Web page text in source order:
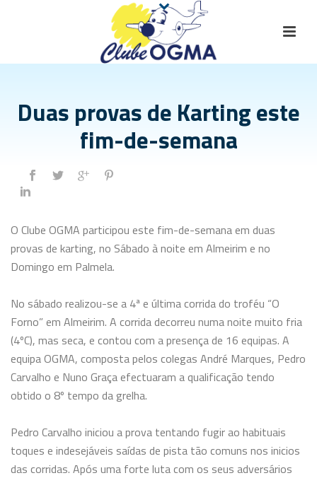
Duas provas de Karting este
fim-de-semana
O Clube OGMA participou este fim-de-semana em duas
provas de karting, no Sábado à noite em Almeirim e no
Domingo em Palmela.
No sábado realizou-se a 4ª e última corrida do troféu “O
Forno” em Almeirim. A corrida decorreu numa noite muito fria
(4ºC), mas seca, e contou com a presença de 16 equipas. A
equipa OGMA, composta pelos colegas André Marques, Pedro
Carvalho e Nuno Graça efectuaram a qualificação tendo
obtido o 8º tempo da grelha.
Pedro Carvalho iniciou a prova tentando fugir ao habituais
toques e indesejáveis saídas de pista tão comuns nos inicios
das corridas. Após uma forte luta com os seus adversários